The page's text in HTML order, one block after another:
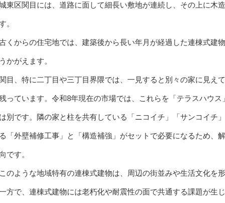
東区関目には、道路に面して細長い敷地が連続し、その上に木
。
くからの住宅地では、建築後から長い年月が経過した連棟式建
うかがえます。
関目、特に二丁目や三丁目界隈では、一見すると別々の家に見え
っています。令和8年現在の市場では、これらを「テラスハウ
は別です。隣の家と柱を共有している「ニコイチ」「サンコイチ
る「外壁補修工事」と「構造補強」がセットで必要になるため、
向です。
このような地域特有の連棟式建物は、周辺の街並みや生活文化を
方で、連棟式建物には老朽化や耐震性の面で共通する課題が生